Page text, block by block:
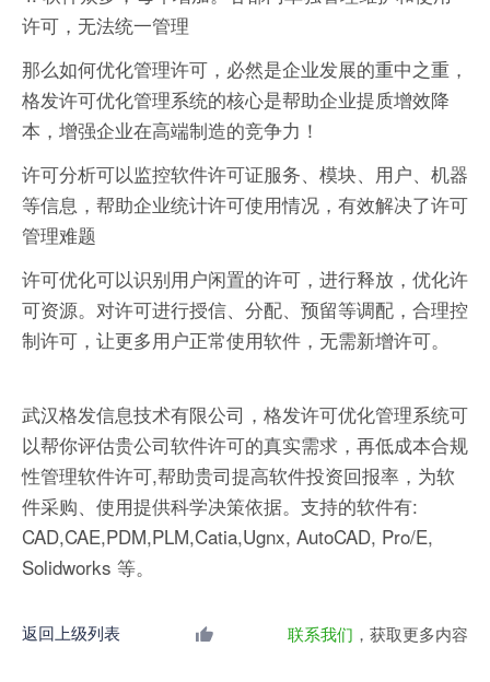
许可，无法统一管理
那么如何优化管理许可，必然是企业发展的重中之重，
格发许可优化管理系统的核心是帮助企业提质增效降
本，增强企业在高端制造的竞争力！
许可分析可以监控软件许可证服务、模块、用户、机器
等信息，帮助企业统计许可使用情况，有效解决了许可
管理难题
许可优化可以识别用户闲置的许可，进行释放，优化许
可资源。对许可进行授信、分配、预留等调配，合理控
制许可，让更多用户正常使用软件，无需新增许可。
武汉格发信息技术有限公司，格发许可优化管理系统可
以帮你评估贵公司软件许可的真实需求，再低成本合规
性管理软件许可,帮助贵司提高软件投资回报率，为软
件采购、使用提供科学决策依据。支持的软件有:
CAD,CAE,PDM,PLM,Catia,Ugnx, AutoCAD, Pro/E,
Solidworks 等。
返回上级列表 联系我们 ，获取更多内容